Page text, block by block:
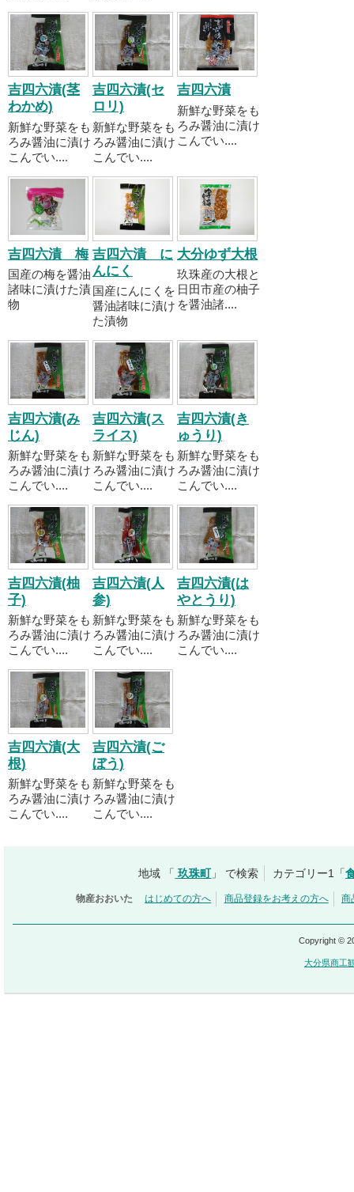
吉四六漬(茎
わかめ)
新鮮な野菜をも
ろみ醤油に漬け
こんでい....
吉四六漬(セ
ロリ)
新鮮な野菜をも
ろみ醤油に漬け
こんでい....
吉四六漬
新鮮な野菜をも
ろみ醤油に漬け
こんでい....
吉四六漬 梅
国産の梅を醤油
諸味に漬けた漬
物
吉四六漬 に
んにく
国産にんにくを
醤油諸味に漬け
た漬物
大分ゆず大根
玖珠産の大根と
日田市産の柚子
を醤油諸....
吉四六漬(み
じん)
新鮮な野菜をも
ろみ醤油に漬け
こんでい....
吉四六漬(ス
ライス)
新鮮な野菜をも
ろみ醤油に漬け
こんでい....
吉四六漬(き
ゅうり)
新鮮な野菜をも
ろみ醤油に漬け
こんでい....
吉四六漬(柚
子)
新鮮な野菜をも
ろみ醤油に漬け
こんでい....
吉四六漬(人
参)
新鮮な野菜をも
ろみ醤油に漬け
こんでい....
吉四六漬(は
やとうり)
新鮮な野菜をも
ろみ醤油に漬け
こんでい....
吉四六漬(大
根)
新鮮な野菜をも
ろみ醤油に漬け
こんでい....
吉四六漬(ご
ぼう)
新鮮な野菜をも
ろみ醤油に漬け
こんでい....
地域 「 玖珠町」 で検索 カテゴリー1「
物産おおいた はじめての方へ 商品登録をお考えの方へ 商
Copyright ©
大分県商工